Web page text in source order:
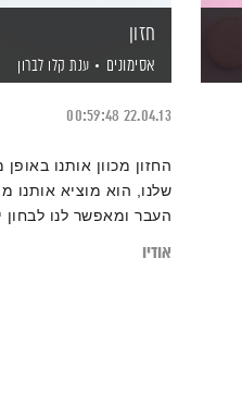
חזון
אסימונים ענת קלו לברון
22.04.13
00:59:48
החזון מכוון אותנו
שלנו, הוא מוציא
העבר ומאפשר לנו לבחון
אודיו